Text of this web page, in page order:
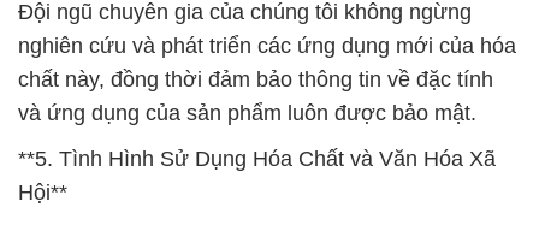
Đội ngũ chuyên gia của chúng tôi không ngừng
nghiên cứu và phát triển các ứng dụng mới của hóa
chất này, đồng thời đảm bảo thông tin về đặc tính
và ứng dụng của sản phẩm luôn được bảo mật.
**5. Tình Hình Sử Dụng Hóa Chất và Văn Hóa Xã
Hội**